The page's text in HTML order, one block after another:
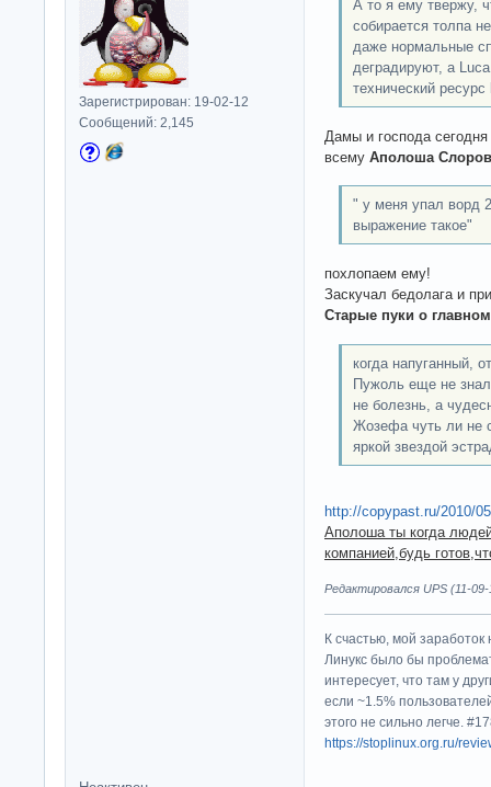
Зарегистрирован: 19-02-12
Сообщений: 2,145
А то я ему твержу,
собирается толпа
даже нормальные
деградируют, а
технический
Дамы и господа
всему Аполоша
" у меня упал ворд
выражение такое"
похлопаем ему!
Заскучал бедолага и
Cтарые пуки о главном
когда напуганный,
Пужоль еще не
не болезнь, а
Жозефа чуть ли не
яркой звездой
http://copypast.ru/2010/
Аполоша ты когда
компанией,будь
Редактировался UPS (11-
К счастью, мой
Линукс было бы
интересует, что там у
если ~1.5%
этого не сильно легче.
https://stoplinux.org.ru/